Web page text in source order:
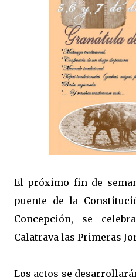
El próximo fin de
puente de la
Concepción, se
Calatrava las Primeras
Los actos se